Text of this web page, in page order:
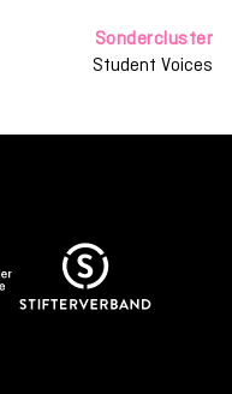
Sondercluster
Student Voices